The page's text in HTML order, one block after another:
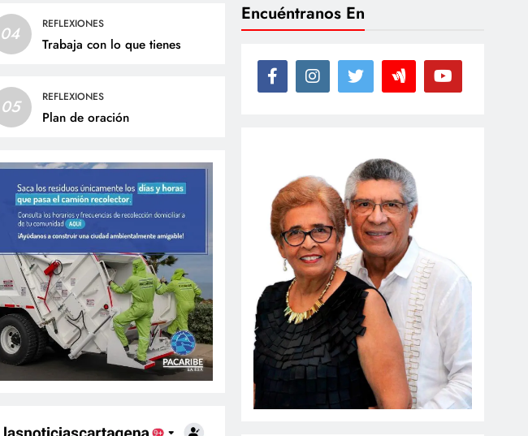
04 REFLEXIONES
Trabaja con lo que tienes
05 REFLEXIONES
Plan de oración
Encuéntranos En